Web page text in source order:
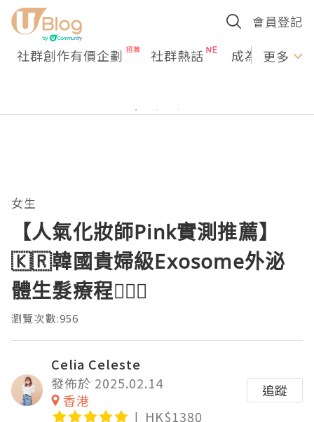
會員登記
社群創作有價企劃 社群熱話 成為U更多
女生
【人氣化妝師Pink實測推薦】
🇰🇷韓國貴婦級Exosome外泌
體生髮療程💆🏻‍♀️
瀏覽次數:956
Celia Celeste
發佈於 2025.02.14
香港
HK$1380
追蹤